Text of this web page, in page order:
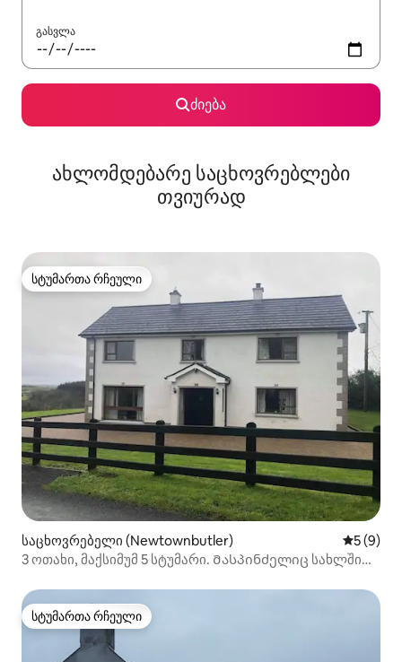
გასვლა
ძიება
ახლომდებარე საცხოვრებლები
თვიურად
სტუმართა რჩეული
სტუმართა რჩეული
საცხოვრებელი (Newtownbutler) საშუალო
5 (9)
3 ოთახი, მაქსიმუმ 5 სტუმარი. Მასპინძელიც სახლში
სტუმართა რჩეული
სტუმართა რჩეული